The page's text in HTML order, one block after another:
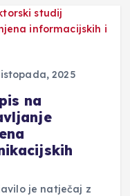
2025
na
je natječaj z